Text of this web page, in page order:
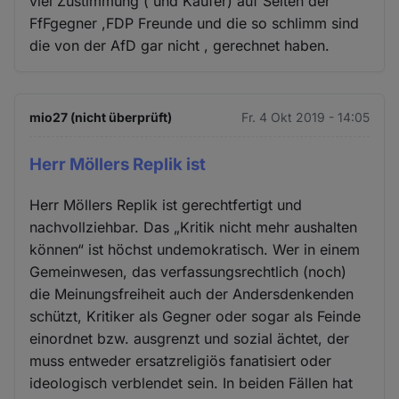
FfFgegner ,FDP Freunde und die so schlimm sind
die von der AfD gar nicht , gerechnet haben.
mio27 (nicht überprüft) Fr. 4 Okt 2019 - 14:05
Herr Möllers Replik ist
Herr Möllers Replik ist gerechtfertigt und
nachvollziehbar. Das „Kritik nicht mehr aushalten
können“ ist höchst undemokratisch. Wer in einem
Gemeinwesen, das verfassungsrechtlich (noch)
die Meinungsfreiheit auch der Andersdenkenden
schützt, Kritiker als Gegner oder sogar als Feinde
einordnet bzw. ausgrenzt und sozial ächtet, der
muss entweder ersatzreligiös fanatisiert oder
ideologisch verblendet sein. In beiden Fällen hat